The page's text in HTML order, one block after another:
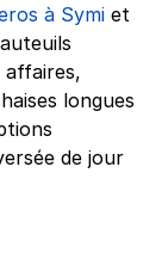
à Symi et
longues
de jour